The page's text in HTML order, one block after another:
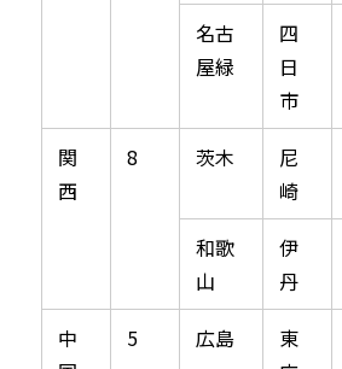
名古
屋緑
四
日
市
関
西
8 茨木
尼
崎
和歌
山
伊
丹
中
5 広島
東